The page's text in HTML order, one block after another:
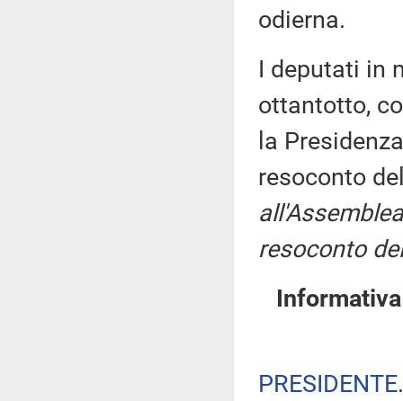
odierna.
I deputati in
ottantotto,
la
resoconto
resoconto
PRESIDENTE